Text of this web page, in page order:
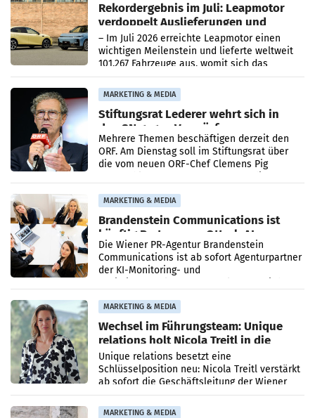
Rekordergebnis im Juli: Leapmotor
verdoppelt Auslieferungen und
überschreitet die 100.000er-Marke
– Im Juli 2026 erreichte Leapmotor einen
wichtigen Meilenstein und lieferte weltweit
101.267 Fahrzeuge aus, womit sich das
Ergebnis gegenüber Juli 2025 mehr als
verdoppelte (+102
MARKETING & MEDIA
Stiftungsrat Lederer wehrt sich in
den SN gegen Vorwürfe
Mehrere Themen beschäftigen derzeit den
ORF. Am Dienstag soll im Stiftungsrat über
die vom neuen ORF-Chef Clemens Pig
MARKETING & MEDIA
Brandenstein Communications ist
künftig Partner von OtterlyAI
Die Wiener PR-Agentur Brandenstein
Communications ist ab sofort Agenturpartner
der KI-Monitoring- und
MARKETING & MEDIA
Wechsel im Führungsteam: Unique
relations holt Nicola Treitl in die
Geschäftsleitung
Unique relations besetzt eine
Schlüsselposition neu: Nicola Treitl verstärkt
ab sofort die Geschäftsleitung der Wiener
PR-Agentur an der Seite von Josef Kalina und
Anna Kalina-Mahr.
MARKETING & MEDIA